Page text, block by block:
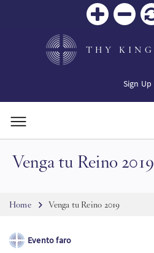
THY
Sign Up
Venga tu Reino 2019
Breadcrumb
Home Venga tu Reino 2019
Evento faro